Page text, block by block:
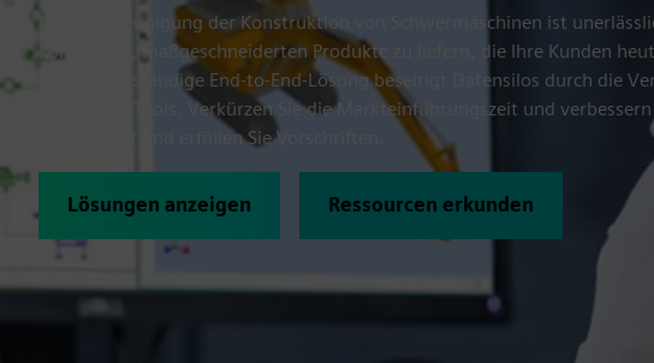
Die Beschleunigung der Konstruktion von Schwermaschinen ist
komplexen, maßgeschneiderten Produkte zu liefern, die Ihre Kunden
Unsere vollständige End-to-End-Lösung beseitigt Datensilos durch die
Teams und Tools. Verkürzen Sie die Markteinführungszeit und verbessern
die Qualität und erfüllen Sie Vorschriften.
Lösungen anzeigen Ressourcen erkunden